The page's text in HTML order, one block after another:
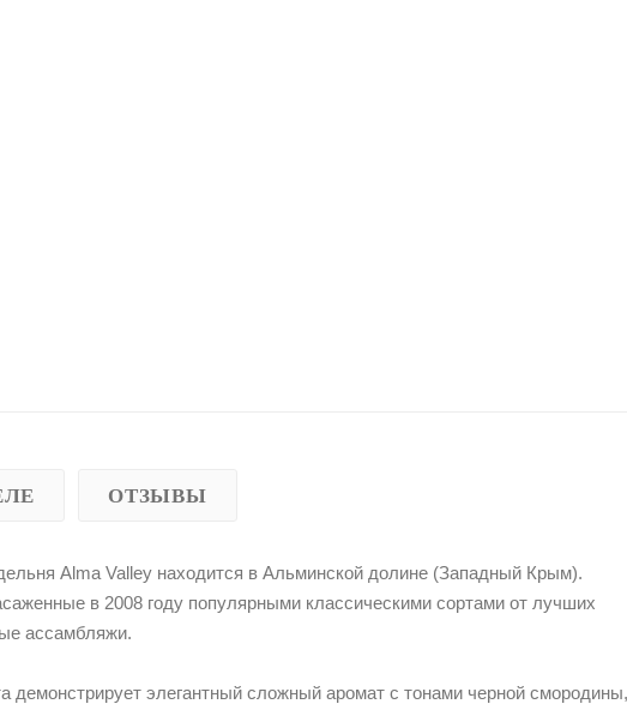
ОТЗЫВЫ
Alma Valley находится в Альминской долине (Западный Крым).
в 2008 году популярными классическими сортами от лучших
ассамбляжи.
демонстрирует элегантный сложный аромат с тонами черной смородины,